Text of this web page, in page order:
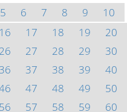
5 6 7 8 9
10
16 17 18 19
20
26 27 28 29
30
36 37 38 39
40
47 48 49
50
56 57 58 59
60